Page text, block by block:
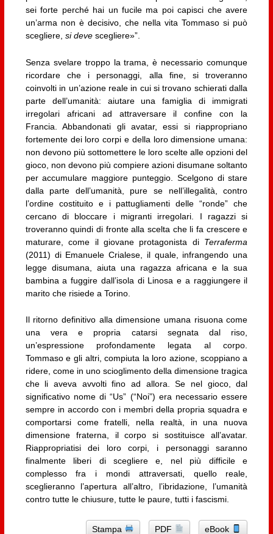
sei forte perché hai un fucile ma poi capisci che avere
un’arma non è decisivo, che nella vita Tommaso si può
scegliere, si devescegliere»”.
Senza svelare troppo la trama, è necessario comunque
ricordare che i personaggi, alla fine, si troveranno
coinvolti in un’azione reale in cui si trovano schierati dalla
parte dell’umanità: aiutare una famiglia di immigrati
irregolari africani ad attraversare il confine con la
Francia. Abbandonati gli avatar, essi si riappropriano
fortemente dei loro corpi e della loro dimensione umana:
non devono più sottomettere le loro scelte alle opzioni del
gioco, non devono più compiere azioni disumane soltanto
per accumulare maggiore punteggio. Scelgono di stare
dalla parte dell’umanità, pure se nell’illegalità, contro
l’ordine costituito e i pattugliamenti delle “ronde” che
cercano di bloccare i migranti irregolari. I ragazzi si
troveranno quindi di fronte alla scelta che li fa crescere e
maturare, come il giovane protagonista di Terraferma
(2011) di Emanuele Crialese, il quale, infrangendo una
legge disumana, aiuta una ragazza africana e la sua
bambina a fuggire dall’isola di Linosa e a raggiungere il
marito che risiede a Torino.
Il ritorno definitivo alla dimensione umana risuona come
una vera e propria catarsi segnata dal riso,
un’espressione profondamente legata al corpo.
Tommaso e gli altri, compiuta la loro azione, scoppiano a
ridere, come in uno scioglimento della dimensione tragica
che li aveva avvolti fino ad allora. Se nel gioco, dal
significativo nome di “Us” (“Noi”) era necessario essere
sempre in accordo con i membri della propria squadra e
comportarsi come fratelli, nella realtà, in una nuova
dimensione fraterna, il corpo si sostituisce all’avatar.
Riappropriatisi dei loro corpi, i personaggi saranno
finalmente liberi di scegliere e, nel più difficile e
complesso fra i mondi attraversati, quello reale,
sceglieranno l’apertura all’altro, l’ibridazione, l’umanità
contro tutte le chiusure, tutte le paure, tutti i fascismi.
Stampa PDF eBook